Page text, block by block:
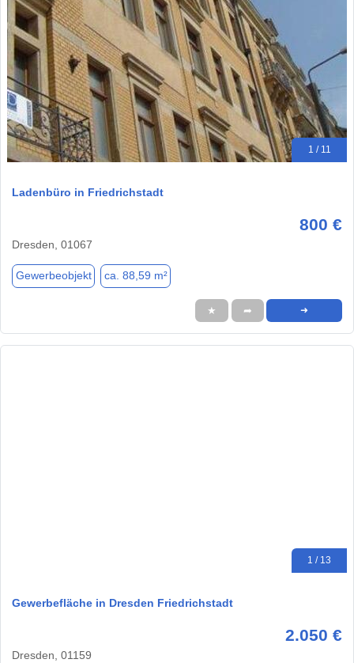
1 / 11
Ladenbüro in Friedrichstadt
800 €
Dresden, 01067
Gewerbeobjekt ca. 88,59 m²
★ ➦ ➜
1 / 13
Gewerbefläche in Dresden Friedrichstadt
2.050 €
Dresden, 01159